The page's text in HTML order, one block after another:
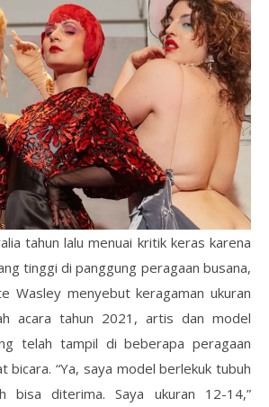
tahun lalu menuai kritik keras karena
tinggi di panggung peragaan busana,
Wasley menyebut keragaman ukuran
acara tahun 2021, artis dan model
telah tampil di beberapa peragaan
bicara. “Ya, saya model berlekuk tubuh
bisa diterima. Saya ukuran 12-14,”